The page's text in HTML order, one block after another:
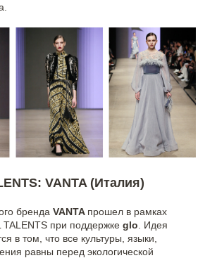
VANTA (Италия)
бренда VANTA прошел в рамках
TALENTS при поддержке glo . Идея
в том, что все культуры, языки,
равны перед экологической